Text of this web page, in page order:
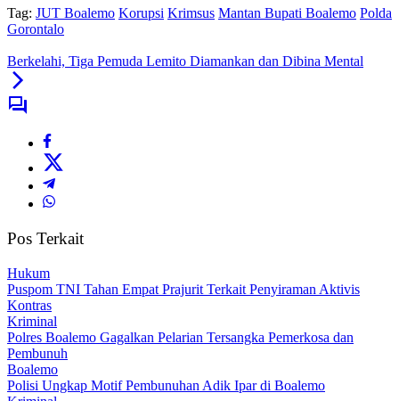
Tag: JUT Boalemo Korupsi Krimsus Mantan Bupati Boalemo Polda
Gorontalo
Berkelahi, Tiga Pemuda Lemito Diamankan dan Dibina Mental
Pos Terkait
Hukum
Puspom TNI Tahan Empat Prajurit Terkait Penyiraman Aktivis
Kontras
Kriminal
Polres Boalemo Gagalkan Pelarian Tersangka Pemerkosa dan
Pembunuh
Boalemo
Polisi Ungkap Motif Pembunuhan Adik Ipar di Boalemo